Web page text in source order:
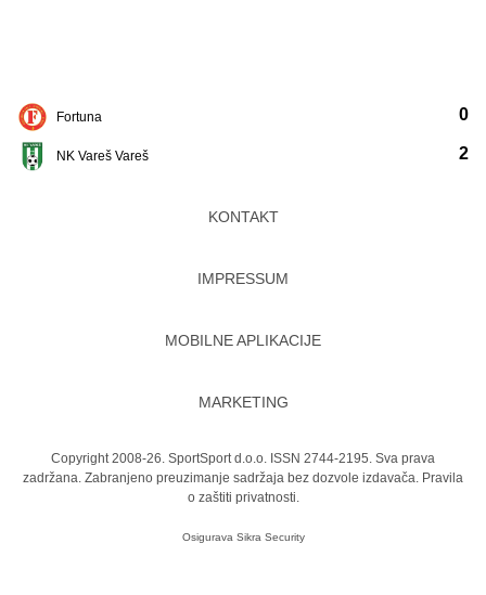
Fortuna
NK Vareš Vareš
0
2
KONTAKT
IMPRESSUM
MOBILNE APLIKACIJE
MARKETING
Copyright 2008-26. SportSport d.o.o. ISSN 2744-2195. Sva prava
zadržana. Zabranjeno preuzimanje sadržaja bez dozvole izdavača. Pravila
o zaštiti privatnosti.
Osigurava Sikra Security